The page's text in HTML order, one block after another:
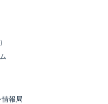
情報局